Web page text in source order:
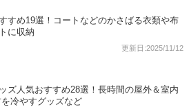
すめ19選！コートなどのかさばる衣類や布
に収納
更新日:2025/11/12
ズ人気おすすめ28選！長時間の屋外＆室内
冷やすグッズなど